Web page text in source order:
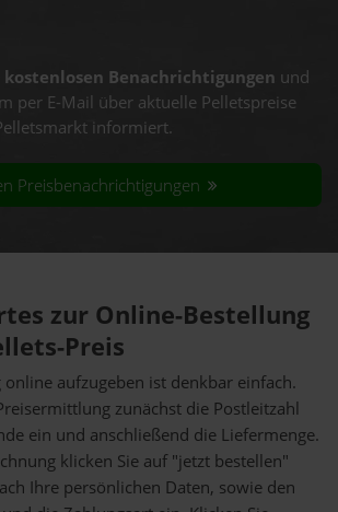
kostenlosen Benachrichtigungen und
per E-Mail über aktuelle Pelletspreise
informiert.
Preisbenachrichtigungen
zur Online-Bestellung
Preis
online aufzugeben ist denkbar einfach.
zunächst die Postleitzahl
ein und anschließend die Liefermenge.
klicken Sie auf "jetzt bestellen"
Ihre persönlichen Daten, sowie den